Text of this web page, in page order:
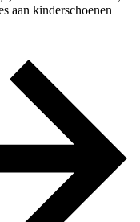
aan kinderschoenen